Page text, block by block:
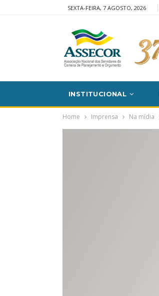
SEXTA-FEIRA, 7 AGOSTO, 2026
INSTITUCIONAL
Home Imprensa Na mídia